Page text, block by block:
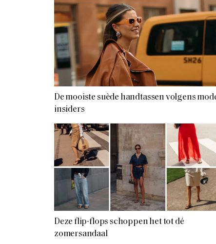
De mooiste suède handtassen volgens
insiders
Deze flip-flops schoppen het tot dé
zomersandaal